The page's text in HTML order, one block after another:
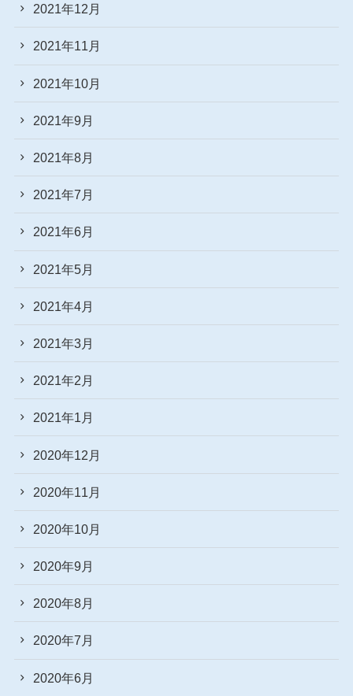
2021年12月
2021年11月
2021年10月
2021年9月
2021年8月
2021年7月
2021年6月
2021年5月
2021年4月
2021年3月
2021年2月
2021年1月
2020年12月
2020年11月
2020年10月
2020年9月
2020年8月
2020年7月
2020年6月